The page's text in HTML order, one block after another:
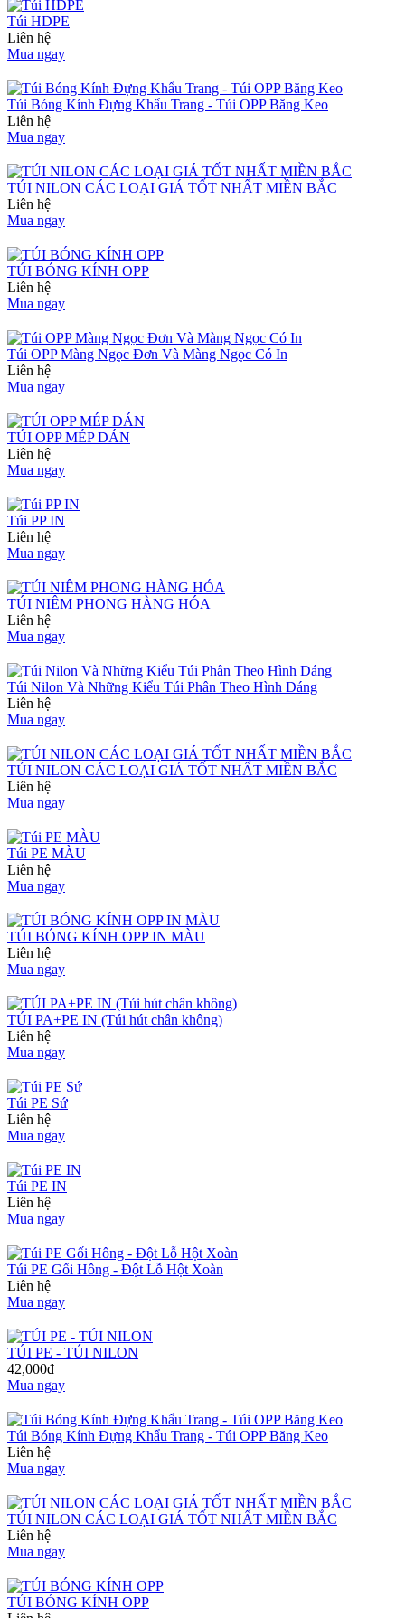
Túi HDPE
Liên hệ
Mua ngay
Túi Bóng Kính Đựng Khẩu Trang - Túi OPP Băng Keo
Liên hệ
Mua ngay
TÚI NILON CÁC LOẠI GIÁ TỐT NHẤT MIỀN BẮC
Liên hệ
Mua ngay
TÚI BÓNG KÍNH OPP
Liên hệ
Mua ngay
Túi OPP Màng Ngọc Đơn Và Màng Ngọc Có In
Liên hệ
Mua ngay
TÚI OPP MÉP DÁN
Liên hệ
Mua ngay
Túi PP IN
Liên hệ
Mua ngay
TÚI NIÊM PHONG HÀNG HÓA
Liên hệ
Mua ngay
Túi Nilon Và Những Kiểu Túi Phân Theo Hình Dáng
Liên hệ
Mua ngay
TÚI NILON CÁC LOẠI GIÁ TỐT NHẤT MIỀN BẮC
Liên hệ
Mua ngay
Túi PE MÀU
Liên hệ
Mua ngay
TÚI BÓNG KÍNH OPP IN MÀU
Liên hệ
Mua ngay
TÚI PA+PE IN (Túi hút chân không)
Liên hệ
Mua ngay
Túi PE Sứ
Liên hệ
Mua ngay
Túi PE IN
Liên hệ
Mua ngay
Túi PE Gối Hông - Đột Lỗ Hột Xoàn
Liên hệ
Mua ngay
TÚI PE - TÚI NILON
42,000đ
Mua ngay
Túi Bóng Kính Đựng Khẩu Trang - Túi OPP Băng Keo
Liên hệ
Mua ngay
TÚI NILON CÁC LOẠI GIÁ TỐT NHẤT MIỀN BẮC
Liên hệ
Mua ngay
TÚI BÓNG KÍNH OPP